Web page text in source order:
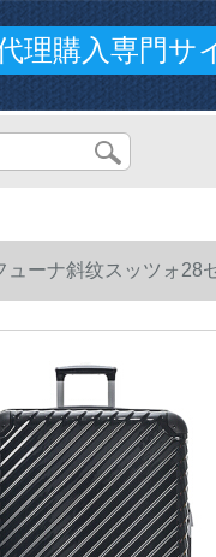
理購入専門サ
ューナ斜纹スッツォ28
ポーツスポーツスポ
スポーツスポーツスポ
大容量黛黒